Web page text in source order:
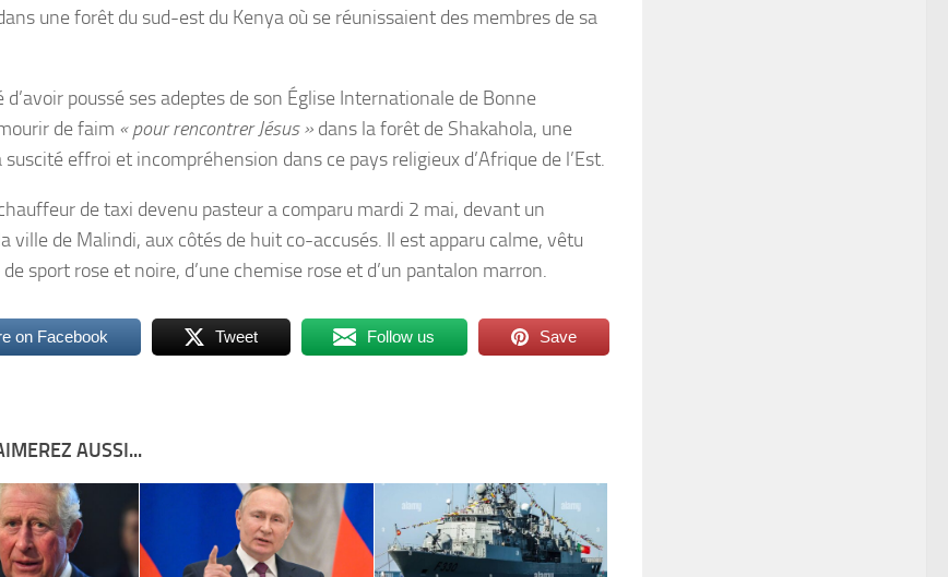
une forêt du sud-est du Kenya où se réunissaient des membres de sa
d’avoir poussé ses adeptes de son Église Internationale de Bonne
de faim « pour rencontrer Jésus » dans la forêt de Shakahola, une
effroi et incompréhension dans ce pays religieux d’Afrique de l’Est.
de taxi devenu pasteur a comparu mardi 2 mai, devant un
ville de Malindi, aux côtés de huit co-accusés. Il est apparu calme, vêtu
de sport rose et noire, d’une chemise rose et d’un pantalon marron.
on Facebook Tweet Follow us Save
AUSSI...